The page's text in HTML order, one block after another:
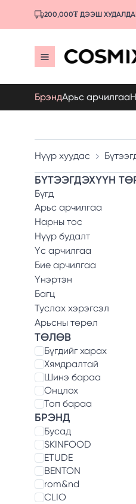
200,000₮ ДЭЭШ
БрэндАрьс арчилгаа
Нүүр хуудас
БҮТЭЭГДЭХҮҮН
Бүгд
Арьс арчилгаа
Нарны тос
Нүүр будалт
Үс арчилгаа
Бие арчилгаа
Үнэртэн
Багц
Туслах хэрэгсэл
Арьсны төрөл
ТӨЛӨВ
Бүгдийг харах
Хямдралтай
Шинэ бараа
Онцлох
Топ бараа
БРЭНД
Бусад
SKINFOOD
ETUDE
BENTON
rom&nd
CLIO